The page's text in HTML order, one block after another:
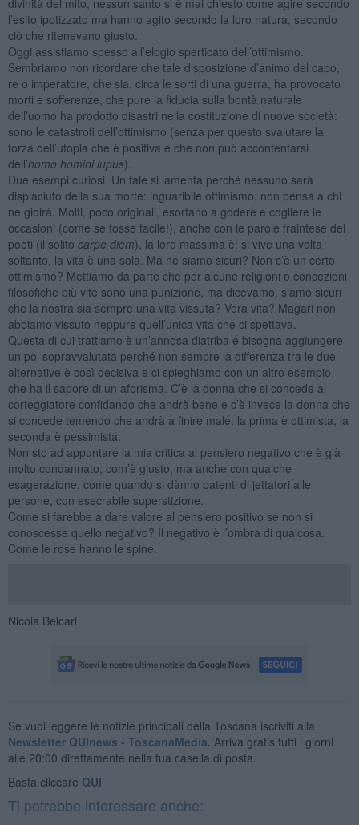
l’esito ipotizzato ma hanno agito secondo la loro natura, secondo
ciò che ritenevano giusto.
Oggi assistiamo spesso all’elogio sperticato dell’ottimismo.
Sembriamo non ricordare che tale disposizione d’animo del capo,
re o imperatore, che sia, circa le sorti di una guerra, ha provocato
morti e sofferenze, che pure la fiducia sulla bontà naturale
dell’uomo ha prodotto disastri nella costituzione di nuove società:
sono le catastrofi dell’ottimismo (senza per questo svalutare la
forza dell’utopia che è positiva e che non può accontentarsi
dell’homo homini lupus).
Due esempi curiosi. Un tale si lamenta perché nessuno sarà
dispiaciuto della sua morte: inguaribile ottimismo, non pensa a chi
ne gioirà. Molti, poco originali, esortano a godere e cogliere le
occasioni (come se fosse facile!), anche con le parole fraintese dei
poeti (il solito carpe diem), la loro massima è: si vive una volta
soltanto, la vita è una sola. Ma ne siamo sicuri? Non c’è un certo
ottimismo? Mettiamo da parte che per alcune religioni o concezioni
filosofiche più vite sono una punizione, ma dicevamo, siamo sicuri
che la nostra sia sempre una vita vissuta? Vera vita? Magari non
abbiamo vissuto neppure quell’unica vita che ci spettava.
Questa di cui trattiamo è un’annosa diatriba e bisogna aggiungere
un po’ sopravvalutata perché non sempre la differenza tra le due
alternative è così decisiva e ci spieghiamo con un altro esempio
che ha il sapore di un aforisma. C’è la donna che si concede al
corteggiatore confidando che andrà bene e c’è invece la donna che
si concede temendo che andrà a finire male: la prima è ottimista, la
seconda è pessimista.
Non sto ad appuntare la mia critica al pensiero negativo che è già
molto condannato, com’è giusto, ma anche con qualche
esagerazione, come quando si dànno patenti di jettatori alle
persone, con esecrabile superstizione.
Come si farebbe a dare valore al pensiero positivo se non si
conoscesse quello negativo? Il negativo è l’ombra di qualcosa.
Come le rose hanno le spine.
Nicola Belcari
Se vuoi leggere le notizie principali della Toscana iscriviti alla
Newsletter QUInews - ToscanaMedia. Arriva gratis tutti i giorni
alle 20:00 direttamente nella tua casella di posta.
Basta cliccare QUI
Ti potrebbe interessare anche: